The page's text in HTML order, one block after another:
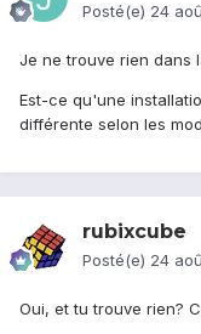
Posté(e) 24
Je ne trouve rien dans
Est-ce qu'une
différente selon les
rubixcube
Posté(e) 24
Oui, et tu trouve rien?